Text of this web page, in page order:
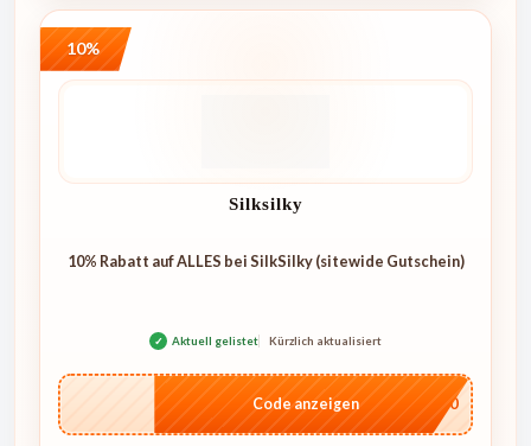
10%
Silksilky
10% Rabatt auf ALLES bei SilkSilky (sitewide Gutschein)
✓ Aktuell gelistet Kürzlich aktualisiert
…NT10
Code anzeigen